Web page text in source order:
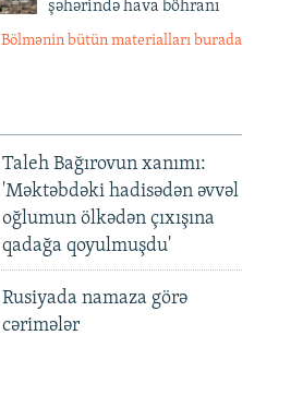
şəhərində hava böhranı
Bölmənin bütün materialları burada
Taleh Bağırovun xanımı:
'Məktəbdəki hadisədən əvvəl
oğlumun ölkədən çıxışına
qadağa qoyulmuşdu'
Rusiyada namaza görə
cərimələr